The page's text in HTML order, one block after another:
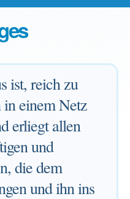
ist, reich zu
einem Netz
erliegt allen
und
die dem
und ihn ins